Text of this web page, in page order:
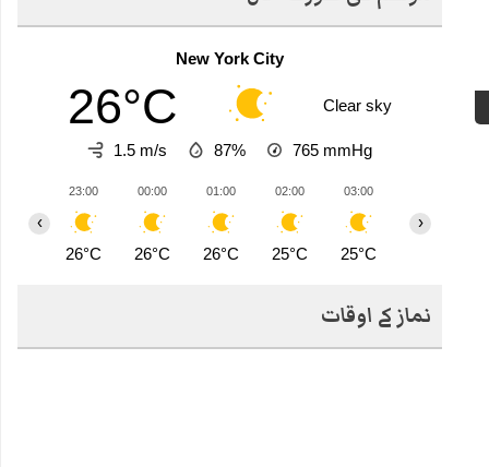
New York City
26°C Clear sky
1.5 m/s 87% 765 mmHg
23:00
26°C
00:00
26°C
01:00
26°C
02:00
25°C
03:00
25°C
‹ ›
نماز کے اوقات